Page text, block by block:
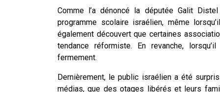
Comme l’a dénoncé la députée Galit
programme scolaire israélien, même
également découvert que certaines
tendance réformiste. En revanche,
fermement.
Dernièrement, le public israélien a été
médias, que des otages libérés et leurs